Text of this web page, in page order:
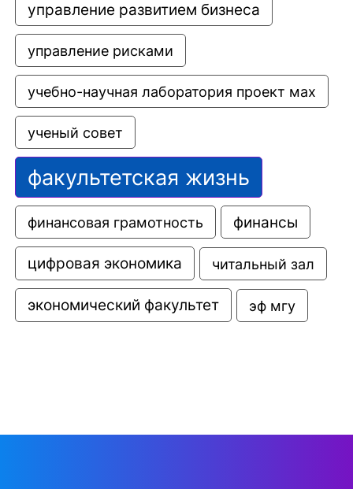
управление развитием бизнеса
управление рисками
учебно-научная лаборатория проект мах
ученый совет
факультетская жизнь
финансовая грамотность финансы
цифровая экономика читальный зал
экономический факультет эф мгу